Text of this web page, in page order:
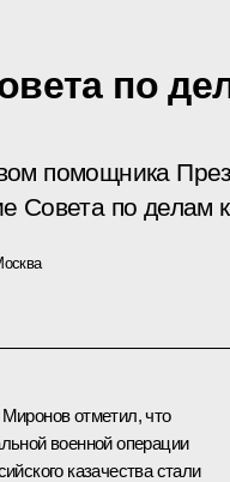
по
помощника
Совета по делам
отметил, что
военной операции
казачества стали